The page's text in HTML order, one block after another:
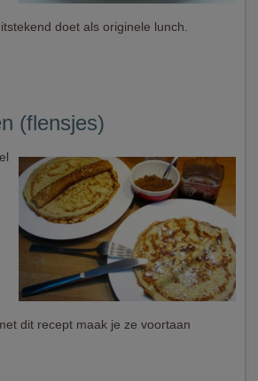
doet als originele lunch.
(flensjes)
dit recept maak je ze voortaan